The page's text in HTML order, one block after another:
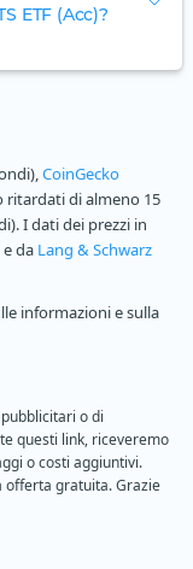
ETF (Acc)?
CoinGecko
ritardati di almeno 15
I dati dei prezzi in
da Lang & Schwarz
informazioni e sulla
o di
questi link, riceveremo
o costi aggiuntivi.
offerta gratuita. Grazie